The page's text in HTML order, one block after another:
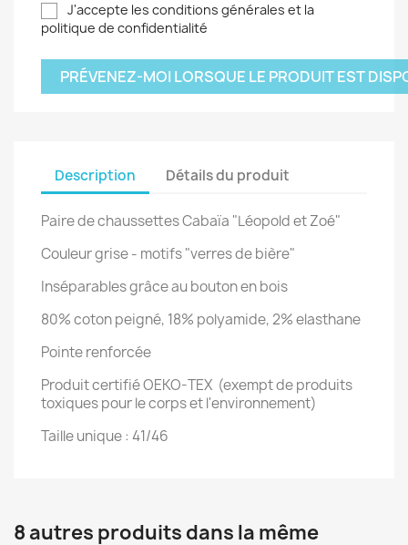
J'accepte les conditions générales et la
politique de confidentialité
PRÉVENEZ-MOI LORSQUE LE PRODUIT EST
Description Détails du produit
Paire de chaussettes Cabaïa "Léopold et Zoé"
Couleur grise - motifs "verres de bière"
Inséparables grâce au bouton en bois
80% coton peigné, 18% polyamide, 2% elasthane
Pointe renforcée
Produit certifié OEKO-TEX (exempt de produits
toxiques pour le corps et l'environnement)
Taille unique : 41/46
8 autres produits dans la même